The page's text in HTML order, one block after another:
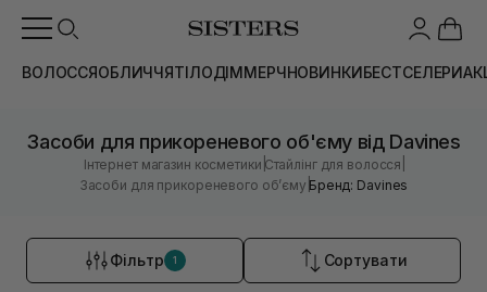
ВОЛОССЯОБЛИЧЧЯТІЛОДІММЕРЧНОВИНКИБЕСТСЕЛЕРИ
Засоби для прикореневого об'єму від Davines
Інтернет магазин косметики |Стайлінг для волосся
Засоби для прикореневого обʼєму |Бренд: Davines
Фільтр 1 Сортувати